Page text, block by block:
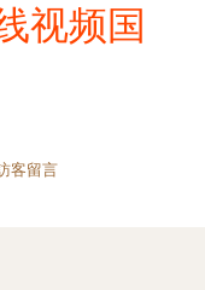
视频国
客留言